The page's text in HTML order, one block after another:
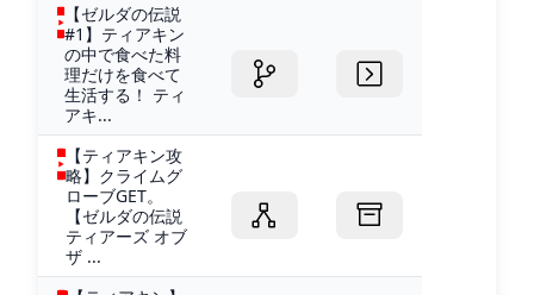
【ゼルダの伝説
#1】ティアキン
の中で食べた料
理だけを食べて
生活する！ ティ
アキ...
【ティアキン攻
略】クライムグ
ローブGET。
【ゼルダの伝説
ティアーズ オブ
ザ ...